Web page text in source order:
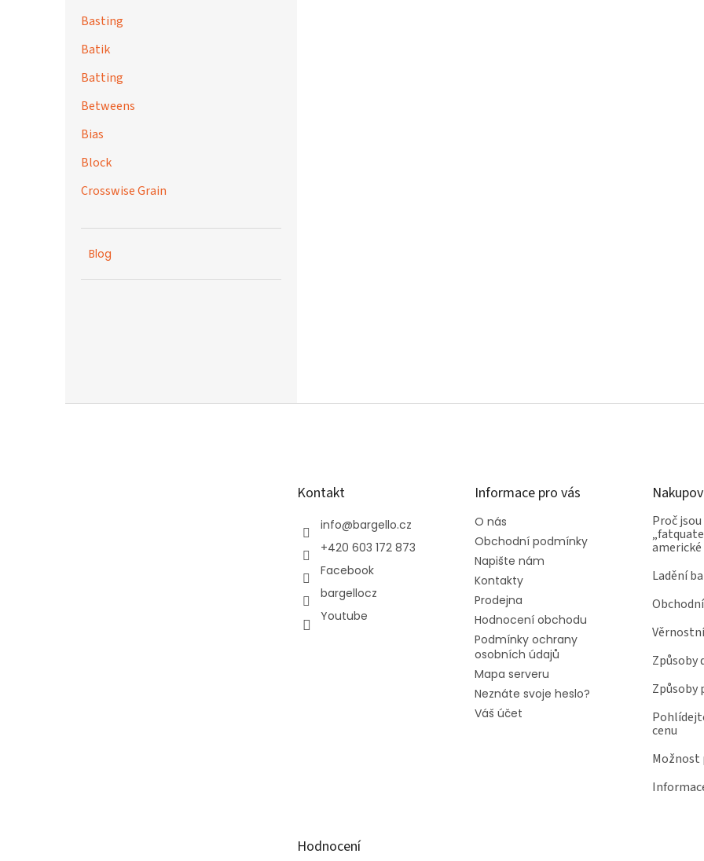
Basting
Batik
Batting
Betweens
Bias
Block
Crosswise Grain
Blog
Kontakt
info@bargello.cz
+420 603 172 873
Facebook
bargellocz
Youtube
Informace pro vás
O nás
Obchodní podmínky
Napište nám
Kontakty
Prodejna
Hodnocení obchodu
Podmínky ochrany
osobních údajů
Mapa serveru
Neznáte svoje heslo?
Váš účet
Proč
americké
Ladění
Způsoby
Způsoby
cenu
Hodnocení